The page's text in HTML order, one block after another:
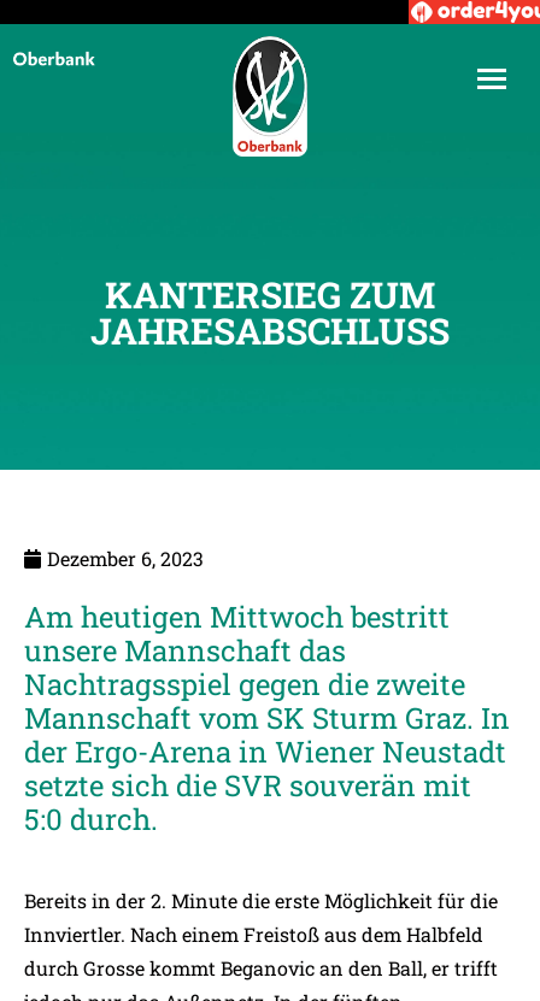
KANTERSIEG ZUM
JAHRESABSCHLUSS
Dezember 6, 2023
Am heutigen Mittwoch bestritt
unsere Mannschaft das
Nachtragsspiel gegen die zweite
Mannschaft vom SK Sturm Graz. In
der Ergo-Arena in Wiener Neustadt
setzte sich die SVR souverän mit
5:0 durch.
Bereits in der 2. Minute die erste Möglichkeit für die
Innviertler. Nach einem Freistoß aus dem Halbfeld
durch Grosse kommt Beganovic an den Ball, er trifft